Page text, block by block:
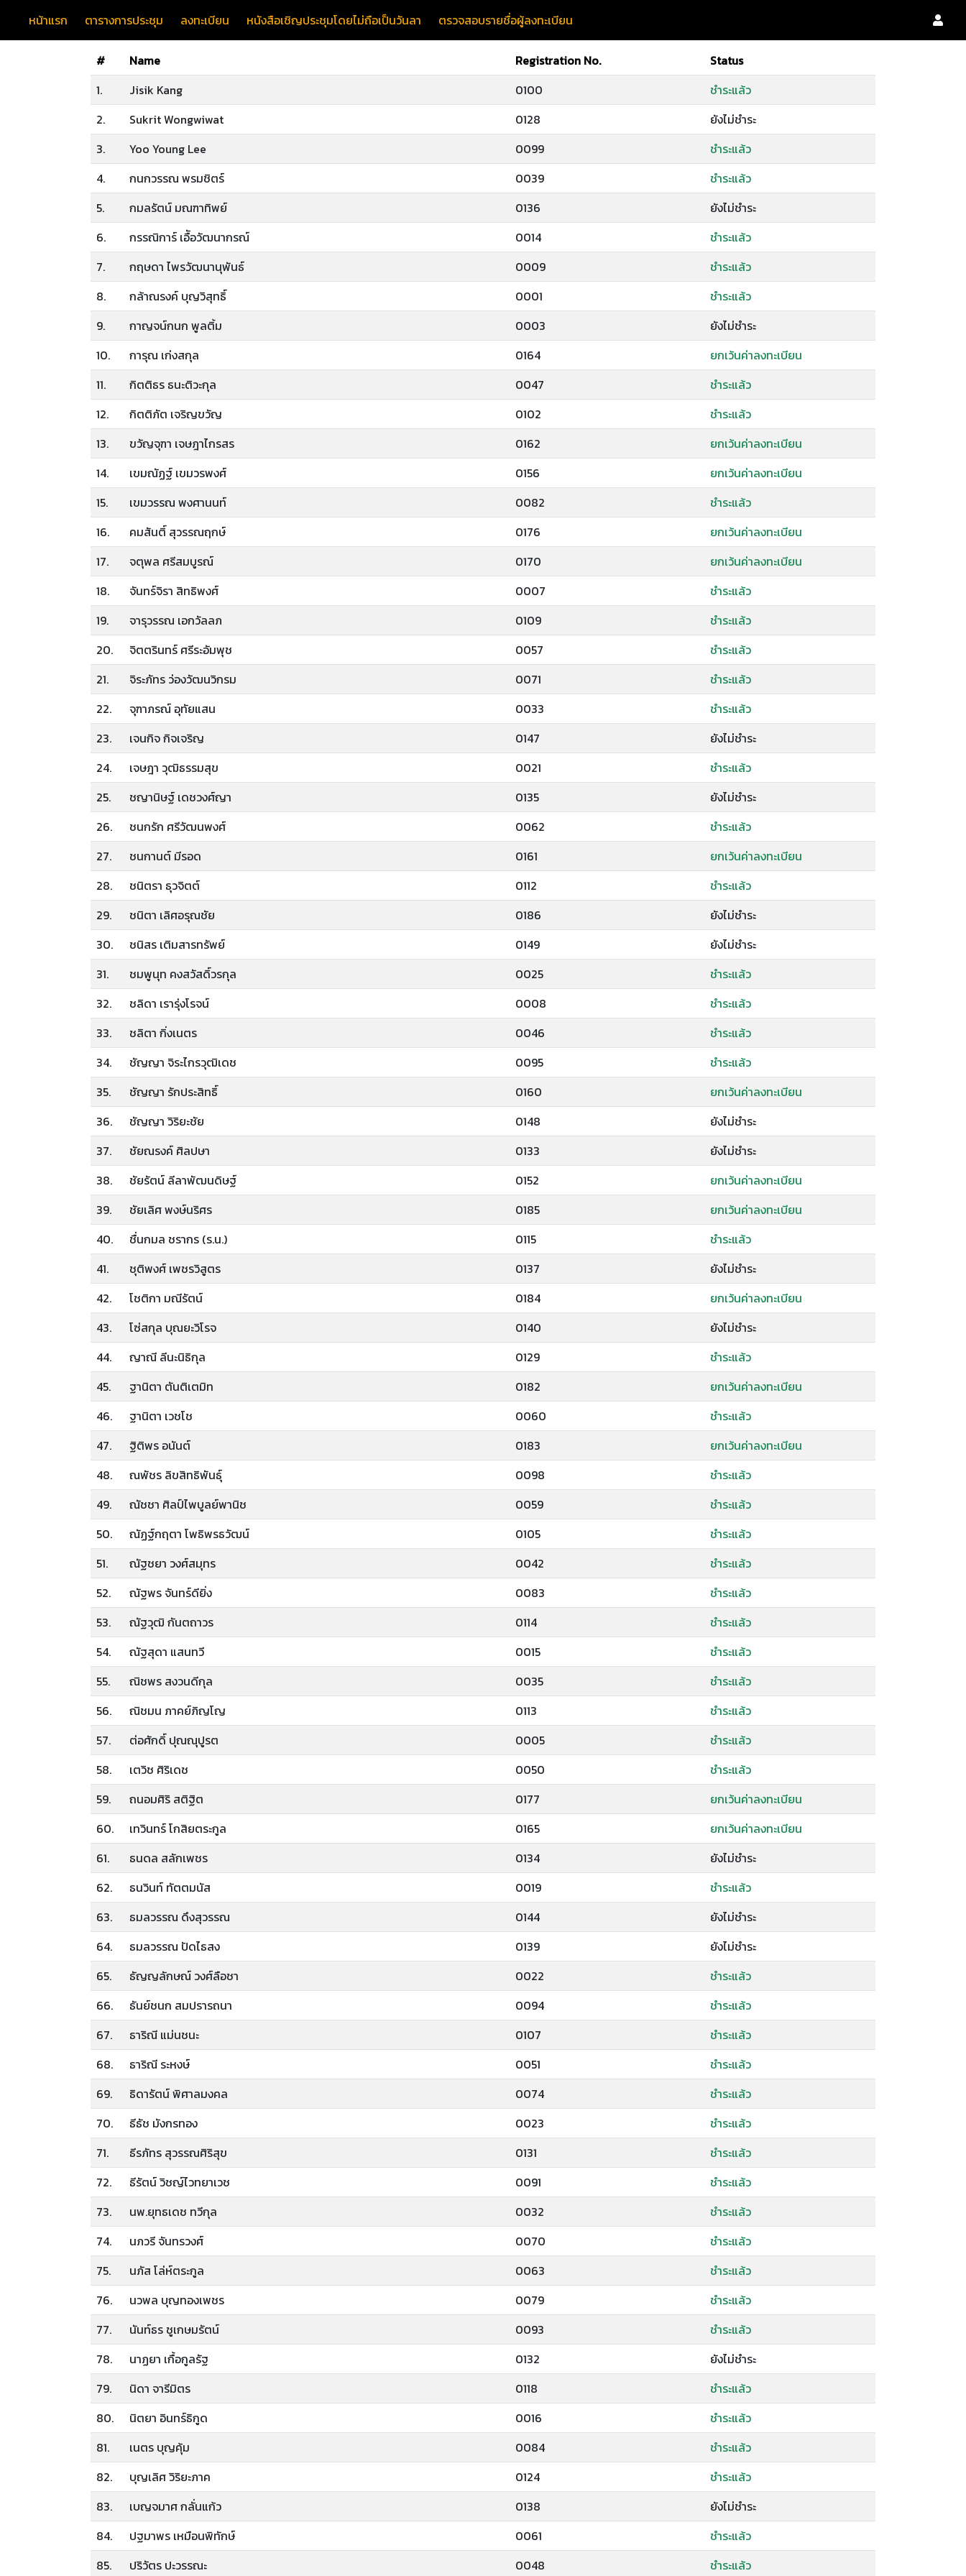
หน้าแรก ตารางการประชุม ลงทะเบียน หนังสือเชิญประชุมโดยไม่ถือเป็นวันลา ตรวจสอบรายชื่อผู้ลงทะเบียน
# Name Registration No.
Status
1.
Jisik Kang 0100
ชำระแล้ว
2.
Sukrit Wongwiwat 0128
ยังไม่ชำระ
3.
Yoo Young Lee 0099
ชำระแล้ว
4.
กนกวรรณ พรมชิตร์ 0039
ชำระแล้ว
5.
กมลรัตน์ มณฑาทิพย์ 0136
ยังไม่ชำระ
6.
กรรณิการ์ เอืัอวัฒนากรณ์ 0014
ชำระแล้ว
7.
กฤษดา ไพรวัฒนานุพันธ์ 0009
ชำระแล้ว
8.
กล้าณรงค์ บุญวิสุทธิ์ 0001
ชำระแล้ว
9.
กาญจน์กนก พูลติ้ม 0003
ยังไม่ชำระ
10.
การุณ เก่งสกุล 0164
ยกเว้นค่าลงทะเบียน
11.
กิตติธร ธนะติวะกุล 0047
ชำระแล้ว
12.
กิตติภัต เจริญขวัญ 0102
ชำระแล้ว
13.
ขวัญจุฑา เจษฎาไกรสร 0162
ยกเว้นค่าลงทะเบียน
14.
เขมณัฏฐ์ เขมวรพงศ์ 0156
ยกเว้นค่าลงทะเบียน
15.
เขมวรรณ พงศานนท์ 0082
ชำระแล้ว
16.
คมสันติ์ สุวรรณฤกษ์ 0176
ยกเว้นค่าลงทะเบียน
17.
จตุพล ศรีสมบูรณ์ 0170
ยกเว้นค่าลงทะเบียน
18.
จันทร์จิรา สิทธิพงศ์ 0007
ชำระแล้ว
19.
จารุวรรณ เอกวัลลภ 0109
ชำระแล้ว
20.
จิตตรินทร์ ศรีระอัมพุช 0057
ชำระแล้ว
21.
จิระภัทร ว่องวัฒนวิกรม 0071
ชำระแล้ว
22.
จุฑาภรณ์ อุทัยแสน 0033
ชำระแล้ว
23.
เจนกิจ กิจเจริญ 0147
ยังไม่ชำระ
24.
เจษฎา วุฒิธรรมสุข 0021
ชำระแล้ว
25.
ชญานิษฐ์ เดชวงศ์ญา 0135
ยังไม่ชำระ
26.
ชนกรัก ศรีวัฒนพงศ์ 0062
ชำระแล้ว
27.
ชนกานต์ มีรอด 0161
ยกเว้นค่าลงทะเบียน
28.
ชนิตรา ธุวจิตต์ 0112
ชำระแล้ว
29.
ชนิตา เลิศอรุณชัย 0186
ยังไม่ชำระ
30.
ชนิสร เติมสารทรัพย์ 0149
ยังไม่ชำระ
31.
ชมพูนุท คงสวัสดิ์วรกุล 0025
ชำระแล้ว
32.
ชลิดา เรารุ่งโรจน์ 0008
ชำระแล้ว
33.
ชลิตา กิ่งเนตร 0046
ชำระแล้ว
34.
ชัญญา จิระไกรวุฒิเดช 0095
ชำระแล้ว
35.
ชัญญา รักประสิทธิ์ 0160
ยกเว้นค่าลงทะเบียน
36.
ชัญญา วิริยะชัย 0148
ยังไม่ชำระ
37.
ชัยณรงค์ ศิลปษา 0133
ยังไม่ชำระ
38.
ชัยรัตน์ ลีลาพัฒนดิษฐ์ 0152
ยกเว้นค่าลงทะเบียน
39.
ชัยเลิศ พงษ์นริศร 0185
ยกเว้นค่าลงทะเบียน
40.
ชื่นกมล ชรากร (ร.น.) 0115
ชำระแล้ว
41.
ชุติพงศ์ เพชรวิสูตร 0137
ยังไม่ชำระ
42.
โชติกา มณีรัตน์ 0184
ยกเว้นค่าลงทะเบียน
43.
โซ่สกุล บุณยะวิโรจ 0140
ยังไม่ชำระ
44.
ญาณี ลีนะนิธิกุล 0129
ชำระแล้ว
45.
ฐานิตา ตันติเตมิท 0182
ยกเว้นค่าลงทะเบียน
46.
ฐานิตา เวชโช 0060
ชำระแล้ว
47.
ฐิติพร อนันต์ 0183
ยกเว้นค่าลงทะเบียน
48.
ณพัชร ลิขสิทธิพันธุ์ 0098
ชำระแล้ว
49.
ณัชชา ศิลป์ไพบูลย์พานิช 0059
ชำระแล้ว
50.
ณัฏฐ์กฤตา โพธิพรธวัฒน์ 0105
ชำระแล้ว
51.
ณัฐชยา วงศ์สมุทร 0042
ชำระแล้ว
52.
ณัฐพร จันทร์ดียิ่ง 0083
ชำระแล้ว
53.
ณัฐวุฒิ กันตถาวร 0114
ชำระแล้ว
54.
ณัฐสุดา แสนทวี 0015
ชำระแล้ว
55.
ณิชพร สงวนดีกุล 0035
ชำระแล้ว
56.
ณิชมน ภาคย์ภิญโญ 0113
ชำระแล้ว
57.
ต่อศักดิ์ ปุณณุปูรต 0005
ชำระแล้ว
58.
เตวิช ศิริเดช 0050
ชำระแล้ว
59.
ถนอมศิริ สติฐิต 0177
ยกเว้นค่าลงทะเบียน
60.
เทวินทร์ โกสิยตระกูล 0165
ยกเว้นค่าลงทะเบียน
61.
ธนดล สลักเพชร 0134
ยังไม่ชำระ
62.
ธนวินท์ ทัตตมนัส 0019
ชำระแล้ว
63.
ธมลวรรณ ดึงสุวรรณ 0144
ยังไม่ชำระ
64.
ธมลวรรณ ปัดไธสง 0139
ยังไม่ชำระ
65.
ธัญญลักษณ์ วงศ์ลือชา 0022
ชำระแล้ว
66.
ธันย์ชนก สมปรารถนา 0094
ชำระแล้ว
67.
ธาริณี แม่นชนะ 0107
ชำระแล้ว
68.
ธาริณี ระหงษ์ 0051
ชำระแล้ว
69.
ธิดารัตน์ พิศาลมงคล 0074
ชำระแล้ว
70.
ธีธัช มังกรทอง 0023
ชำระแล้ว
71.
ธีรภัทร สุวรรณศิริสุข 0131
ชำระแล้ว
72.
ธีรัตน์ วิชญ์ไวทยาเวช 0091
ชำระแล้ว
73.
นพ.ยุทธเดช ทวีกุล 0032
ชำระแล้ว
74.
นภวรี จันทรวงศ์ 0070
ชำระแล้ว
75.
นภัส โล่ห์ตระกูล 0063
ชำระแล้ว
76.
นวพล บุญทองเพชร 0079
ชำระแล้ว
77.
นันท์ธร ชูเกษมรัตน์ 0093
ชำระแล้ว
78.
นาฏยา เกื้อกูลรัฐ 0132
ยังไม่ชำระ
79.
นิดา จารีมิตร 0118
ชำระแล้ว
80.
นิตยา อินทร์ธิกูด 0016
ชำระแล้ว
81.
เนตร บุญคุ้ม 0084
ชำระแล้ว
82.
บุญเลิศ วิริยะภาค 0124
ชำระแล้ว
83.
เบญจมาศ กลั่นแก้ว 0138
ยังไม่ชำระ
84.
ปฐมาพร เหมือนพิทักษ์ 0061
ชำระแล้ว
85.
ปริวัตร ปะวรรณะ 0048 ชำระแล้ว